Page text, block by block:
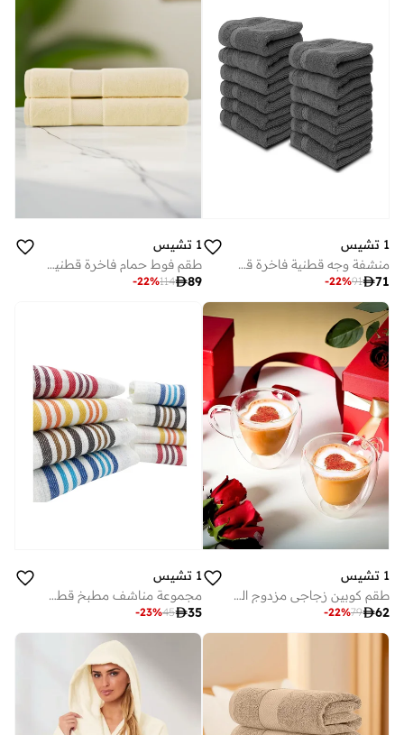
1 تشيس
منشفة وجه قطنية فاخرة قطعة رمادية سم
71
91
-22%
1 تشيس
طقم فوط حمام فاخرة قطنية من تشيس قطعتين بيج ٧٠١٤٠ سم
89
114
-22%
1 تشيس
طقم كوبين زجاجي مزدوج الجدار على شكل قلب مع مقبض، مل
62
79
-22%
1 تشيس
مجموعة مناشف مطبخ قطع بنقشة خلية النحل مخططة سم
35
45
-23%